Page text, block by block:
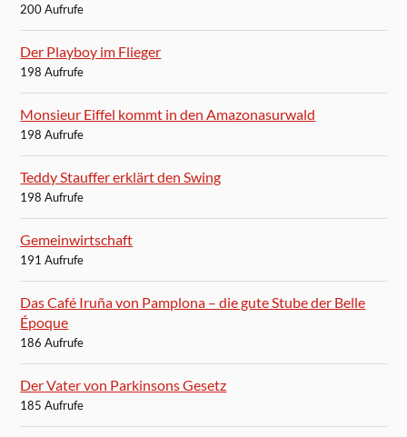
200 Aufrufe
Der Playboy im Flieger
198 Aufrufe
Monsieur Eiffel kommt in den Amazonasurwald
198 Aufrufe
Teddy Stauffer erklärt den Swing
198 Aufrufe
Gemeinwirtschaft
191 Aufrufe
Das Café Iruña von Pamplona – die gute Stube der Belle
Époque
186 Aufrufe
Der Vater von Parkinsons Gesetz
185 Aufrufe